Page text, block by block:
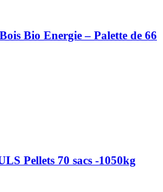
Bio Energie – Palette de 66
Pellets 70 sacs -1050kg